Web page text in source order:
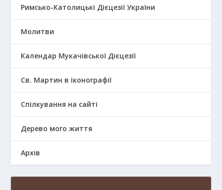
Римсько-Католицькі Дієцезії України
Молитви
Календар Мукачівської Дієцезії
Св. Мартин в іконографії
Спілкування на сайті
Дерево мого життя
Архів